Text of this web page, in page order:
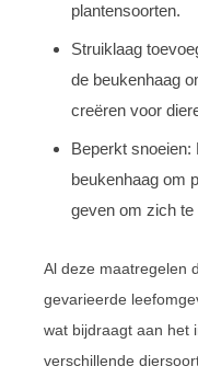
plantensoorten.
Struiklaag
de beukenhaag
creëren voor
Beperkt snoeien:
beukenhaag om
geven om zich te
Al deze maatregelen
gevarieerde
wat bijdraagt aan het
verschillende